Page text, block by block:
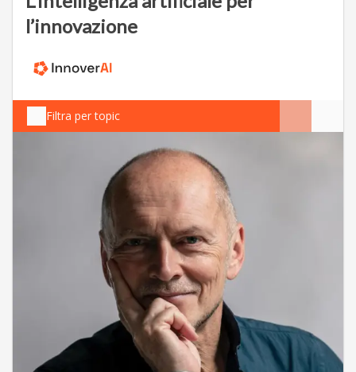
l’innovazione
Filtra per topic